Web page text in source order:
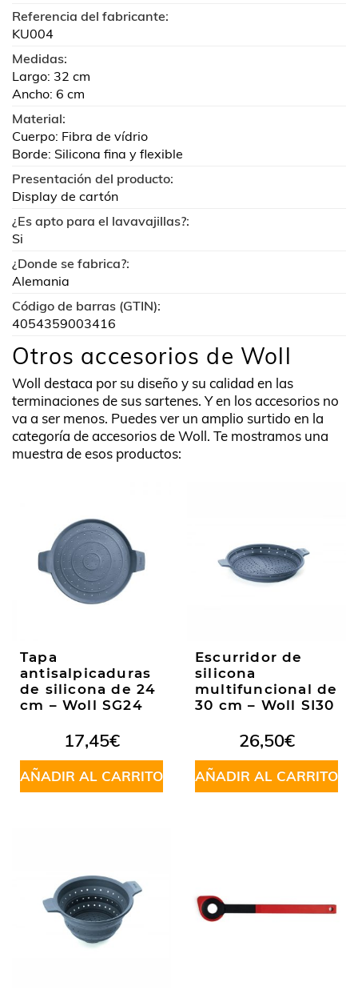
Referencia del fabricante:
KU004
Medidas:
Largo: 32 cm
Ancho: 6 cm
Material:
Cuerpo: Fibra de vídrio
Borde: Silicona fina y flexible
Presentación del producto:
Display de cartón
¿Es apto para el lavavajillas?:
Si
¿Donde se fabrica?:
Alemania
Código de barras (GTIN):
4054359003416
Otros accesorios de Woll
Woll destaca por su diseño y su calidad en las
terminaciones de sus sartenes. Y en los accesorios no
va a ser menos. Puedes ver un amplio surtido en la
categoría de accesorios de Woll. Te mostramos una
muestra de esos productos:
Tapa
antisalpicaduras
de silicona de 24
cm – Woll SG24
17,45€
AÑADIR AL CARRITO
Escurridor de
silicona
multifuncional de
30 cm – Woll SI30
26,50€
AÑADIR AL CARRITO